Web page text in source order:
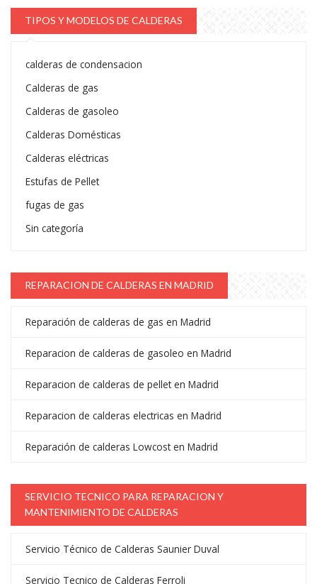
TIPOS Y MODELOS DE CALDERAS
calderas de condensacion
Calderas de gas
Calderas de gasoleo
Calderas Domésticas
Calderas eléctricas
Estufas de Pellet
fugas de gas
Sin categoría
REPARACION DE CALDERAS EN MADRID
Reparación de calderas de gas en Madrid
Reparacion de calderas de gasoleo en Madrid
Reparacion de calderas de pellet en Madrid
Reparacion de calderas electricas en Madrid
Reparación de calderas Lowcost en Madrid
SERVICIO TECNICO PARA REPARACION Y
MANTENIMIENTO DE CALDERAS
Servicio Técnico de Calderas Saunier Duval
Servicio Tecnico de Calderas Ferroli